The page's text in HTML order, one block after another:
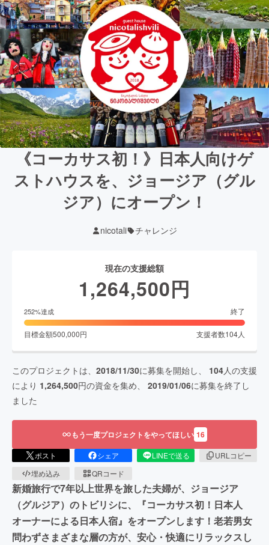
《コーカサス初！》日本人向けゲ
ストハウスを、ジョージア（グル
ジア）にオープン！
nicotali チャレンジ
現在の支援総額
1,264,500円
252%達成 終了
目標金額500,000円 支援者数104人
このプロジェクトは、 2018/11/30に募集を開始し、 104人の支援
により 1,264,500円の資金を集め、 2019/01/06に募集を終了し
ました
もう一度プロジェクトをやってほしい 16
ポスト シェア LINEで送る
URLコピー
埋め込み
QRコード
新婚旅行で7年以上世界を旅した夫婦が、ジョージア
（グルジア）のトビリシに、『コーカサス初！日本人
オーナーによる日本人宿』をオープンします！老若男女
問わずさまざまな層の方が、安心・快適にリラックスし